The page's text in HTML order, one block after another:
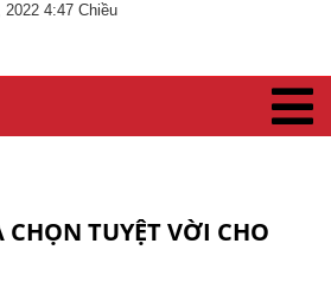
4:47 Chiều
CHỌN TUYỆT VỜI CHO